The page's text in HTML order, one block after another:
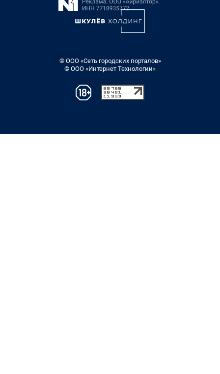
© ООО «Сеть городских порталов»
© ООО «Интернет Технологии»